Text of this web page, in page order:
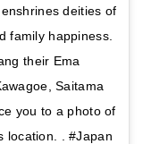
deities of
family happiness.
their Ema
Saitama
you to a photo of
location. . #Japan